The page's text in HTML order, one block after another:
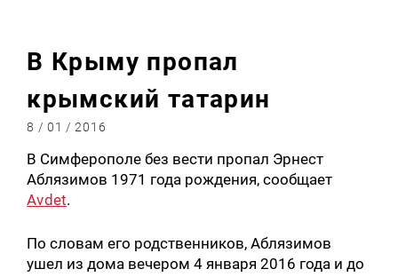
В Крыму пропал
крымский татарин
8 / 01 / 2016
В Симферополе без вести пропал Эрнест
Аблязимов 1971 года рождения, сообщает
Avdet.
По словам его родственников, Аблязимов
ушел из дома вечером 4 января 2016 года и до